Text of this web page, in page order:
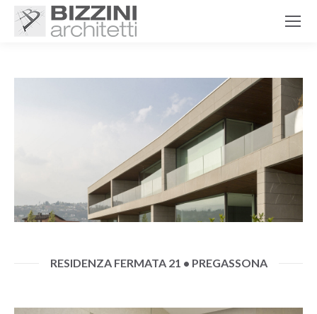
RESIDENZA FERMATA 21 • PREGASSONA